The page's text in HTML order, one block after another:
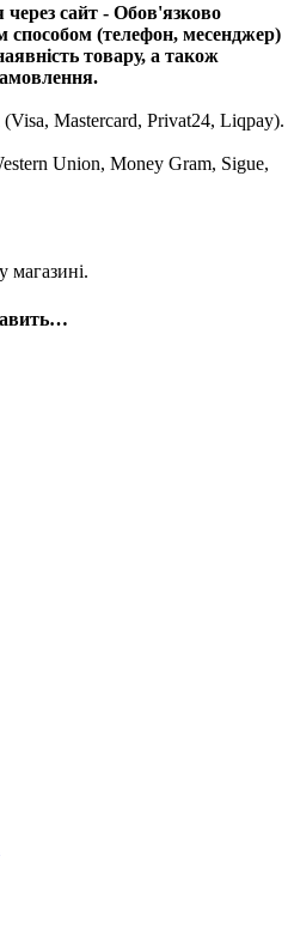
сайт - Обов'язково
способом (телефон, месенджер)
товару, а також
(Visa, Mastercard, Privat24, Liqpay).
Union, Money Gram, Sigue,
магазині.